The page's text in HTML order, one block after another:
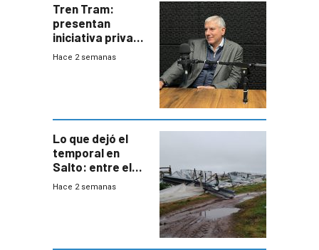
Tren Tram:
presentan
iniciativa privada
para una red de
Hace 2 semanas
Lo que dejó el
temporal en
Salto: entre el
impacto
Hace 2 semanas